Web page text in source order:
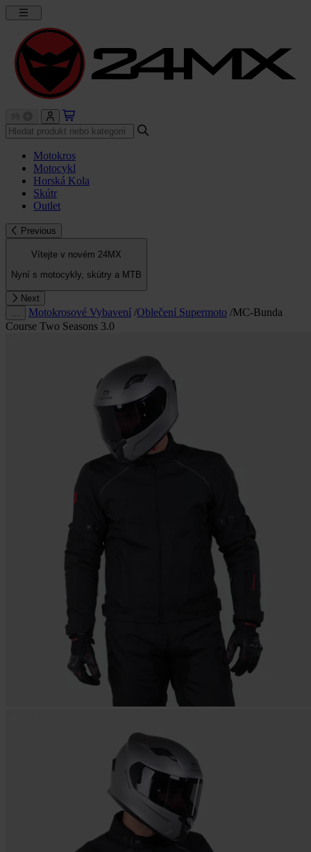
Motokros
Motocykl
Horská Kola
Skútr
Outlet
Previous
Vítejte v novém 24MX
Nyní s motocykly, skútry a MTB
Next
Motokrosové Vybavení /Oblečení Supermoto /MC-Bunda
Course Two Seasons 3.0